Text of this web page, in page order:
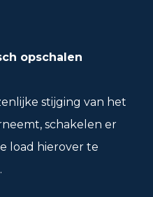
opschalen
stijging van het
schakelen er
load hierover te